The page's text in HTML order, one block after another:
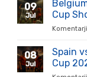
09
Jul
Cup
08
Jul
Spain
Cup